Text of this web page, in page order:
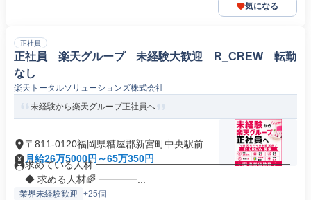
気になる
正社員
正社員 楽天グループ 未経験大歓迎 R_CREW 転勤
なし
楽天トータルソリューションズ株式会社
未経験から楽天グループ正社員へ
〒811-0120福岡県糟屋郡新宮町中央駅前
月給26万5000円～65万350円
求めている人材 ━━━━━━━━━━━━━━━━━━━━
◆ 求める人材🌈 ━━━━...
業界未経験歓迎 +25個